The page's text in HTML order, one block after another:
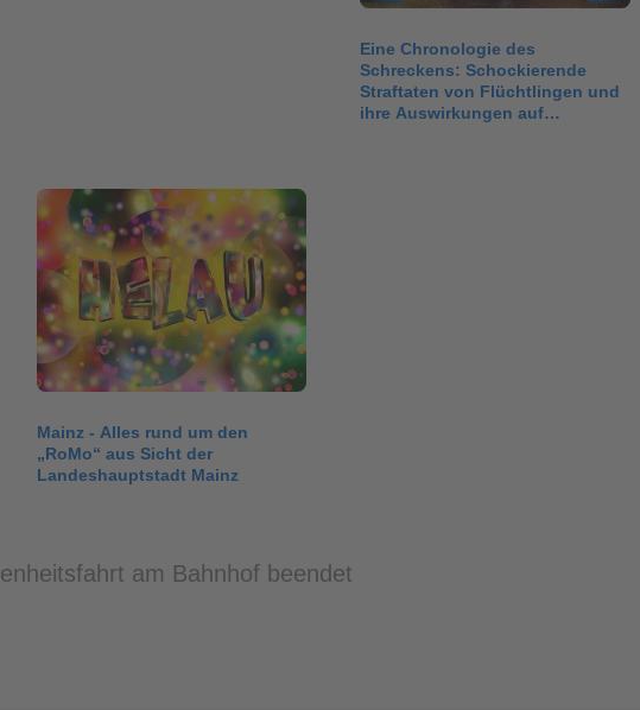
Eine Chronologie des
Schreckens: Schockierende
Straftaten von Flüchtlingen und
ihre Auswirkungen auf
Mainz - Alles rund um den
„RoMo“ aus Sicht der
Landeshauptstadt Mainz
am Bahnhof beendet